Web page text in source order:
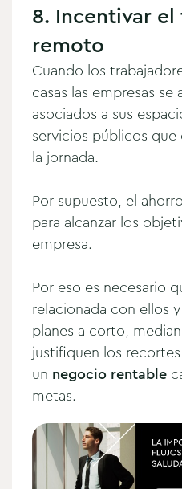
8. Incentivar
remoto
Cuando los
casas las empresas
asociados a sus
servicios públicos
la jornada.
Por supuesto, el
para alcanzar los
empresa.
Por eso es necesario
relacionada con ellos
planes a corto,
justifiquen los
un negocio rentable
metas.